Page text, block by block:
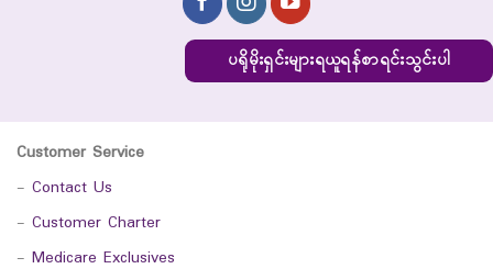
ပရိုမိုးရှင်းများရယူရန်စာရင်းသွင်းပါ
Customer Service
- Contact Us
- Customer Charter
- Medicare Exclusives